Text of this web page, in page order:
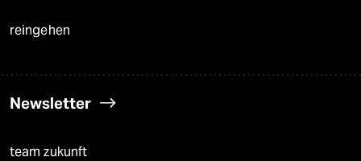
reingehen
Newsletter
team zukunft